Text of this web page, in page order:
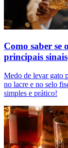
Como saber se
principais sinais
Medo de levar gato
no lacre e no selo
simples e prático!